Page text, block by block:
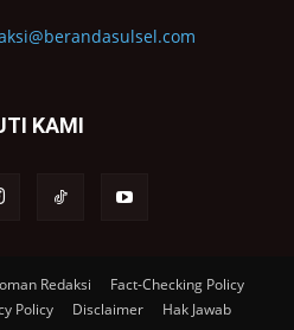
KAMI
Redaksi
Fact-Checking Policy
Policy Disclaimer Hak Jawab